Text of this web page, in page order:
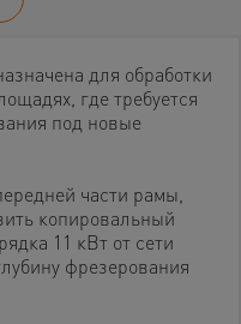
для обработки
где требуется
под новые
части рамы,
копировальный
11 кВт от сети
фрезерования